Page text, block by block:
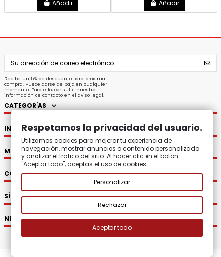
Añadir Añadir
Recibe un 5% de descuento para próxima
compra. Puede darse de baja en cualquier
momento. Para ello, consulte nuestra
información de contacto en el aviso legal.
CATEGORÍAS
INFORMACIÓN
MI CUENTA
CONTACTO
SÍGUENOS
NEWSLETTER
Respetamos la privacidad del usuario.
Utilizamos cookies para mejorar tu experiencia de
navegación, mostrar anuncios o contenido personalizado
y analizar el tráfico del sitio. Al hacer clic en el botón
"Aceptar todo", aceptas el uso de cookies.
Personalizar
Rechazar
Aceptar todo